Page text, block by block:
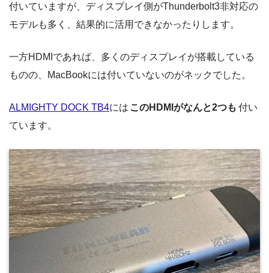
付いていますが、ディスプレイ側がThunderbolt3非対応の
モデルも多く、結果的に活用できなかったりします。
一方HDMIであれば、多くのディスプレイが搭載している
ものの、MacBookには付いていないのがネックでした。
ALMIGHTY DOCK TB4には このHDMIがなんと2つも 付い
ています。